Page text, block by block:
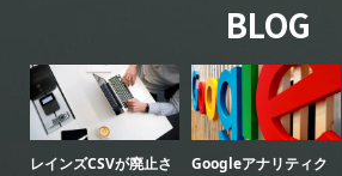
BLOG
レインズCSVが廃止さ
Googleアナリティク